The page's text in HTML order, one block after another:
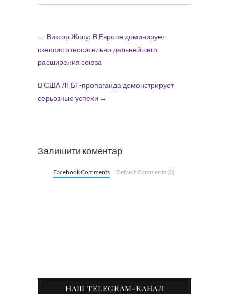
← Виктор Жосу: В Европе доминирует
скепсис относительно дальнейшего
расширения союза
В США ЛГБТ-пропаганда демонстрирует
серьозные успехи →
Залишити коментар
Facebook Comments Default Comments (0)
НАШ TELEGRAM-КАНАЛ